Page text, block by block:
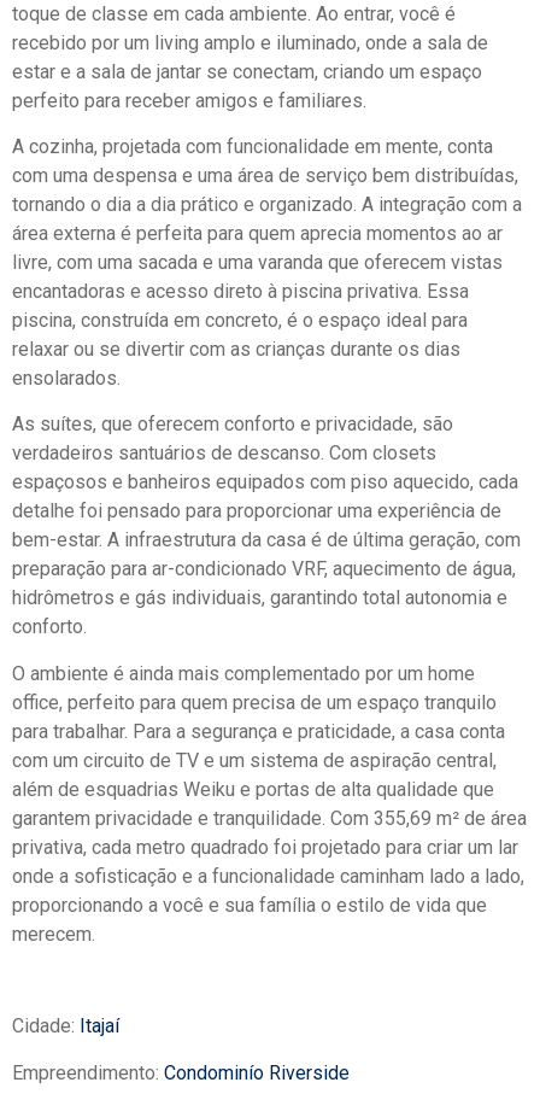
toque de classe em cada ambiente. Ao entrar, você é
recebido por um living amplo e iluminado, onde a sala de
estar e a sala de jantar se conectam, criando um espaço
perfeito para receber amigos e familiares.
A cozinha, projetada com funcionalidade em mente, conta
com uma despensa e uma área de serviço bem distribuídas,
tornando o dia a dia prático e organizado. A integração com a
área externa é perfeita para quem aprecia momentos ao ar
livre, com uma sacada e uma varanda que oferecem vistas
encantadoras e acesso direto à piscina privativa. Essa
piscina, construída em concreto, é o espaço ideal para
relaxar ou se divertir com as crianças durante os dias
ensolarados.
As suítes, que oferecem conforto e privacidade, são
verdadeiros santuários de descanso. Com closets
espaçosos e banheiros equipados com piso aquecido, cada
detalhe foi pensado para proporcionar uma experiência de
bem-estar. A infraestrutura da casa é de última geração, com
preparação para ar-condicionado VRF, aquecimento de água,
hidrômetros e gás individuais, garantindo total autonomia e
conforto.
O ambiente é ainda mais complementado por um home
office, perfeito para quem precisa de um espaço tranquilo
para trabalhar. Para a segurança e praticidade, a casa conta
com um circuito de TV e um sistema de aspiração central,
além de esquadrias Weiku e portas de alta qualidade que
garantem privacidade e tranquilidade. Com 355,69 m² de área
privativa, cada metro quadrado foi projetado para criar um lar
onde a sofisticação e a funcionalidade caminham lado a lado,
proporcionando a você e sua família o estilo de vida que
merecem.
Cidade: Itajaí
Empreendimento: Condominío Riverside